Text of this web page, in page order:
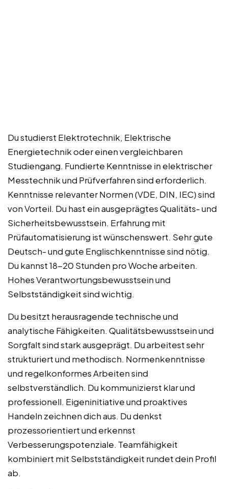
Du studierst Elektrotechnik, Elektrische
Energietechnik oder einen vergleichbaren
Studiengang. Fundierte Kenntnisse in elektrischer
Messtechnik und Prüfverfahren sind erforderlich.
Kenntnisse relevanter Normen (VDE, DIN, IEC) sind
von Vorteil. Du hast ein ausgeprägtes Qualitäts- und
Sicherheitsbewusstsein. Erfahrung mit
Prüfautomatisierung ist wünschenswert. Sehr gute
Deutsch- und gute Englischkenntnisse sind nötig.
Du kannst 18-20 Stunden pro Woche arbeiten.
Hohes Verantwortungsbewusstsein und
Selbstständigkeit sind wichtig.
Du besitzt herausragende technische und
analytische Fähigkeiten. Qualitätsbewusstsein und
Sorgfalt sind stark ausgeprägt. Du arbeitest sehr
strukturiert und methodisch. Normenkenntnisse
und regelkonformes Arbeiten sind
selbstverständlich. Du kommunizierst klar und
professionell. Eigeninitiative und proaktives
Handeln zeichnen dich aus. Du denkst
prozessorientiert und erkennst
Verbesserungspotenziale. Teamfähigkeit
kombiniert mit Selbstständigkeit rundet dein Profil
ab.